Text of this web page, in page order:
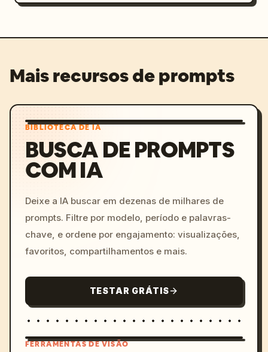
Mais recursos de prompts
BIBLIOTECA DE IA
BUSCA DE PROMPTS
COM IA
Deixe a IA buscar em dezenas de milhares de
prompts. Filtre por modelo, período e palavras-
chave, e ordene por engajamento: visualizações,
favoritos, compartilhamentos e mais.
TESTAR GRÁTIS
FERRAMENTAS DE VISÃO